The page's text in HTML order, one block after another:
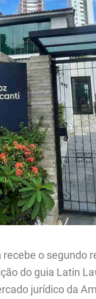
recebe o segundo
do guia Latin
jurídico da